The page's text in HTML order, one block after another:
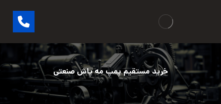
خرید مستقیم پمپ مه پاش صنعتی